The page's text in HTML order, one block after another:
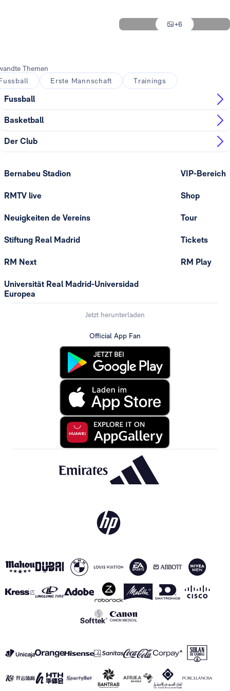
+6
Themen
Erste Mannschaft Trainings
Fussball
Basketball
Der Club
Bernabeu Stadion
RMTV live
Neuigkeiten de Vereins
Stiftung Real Madrid
RM Next
Universität Real Madrid-Universidad
Europea
VIP-Bereich
Shop
Tour
Tickets
RM Play
Jetzt herunterladen
Official App Fan